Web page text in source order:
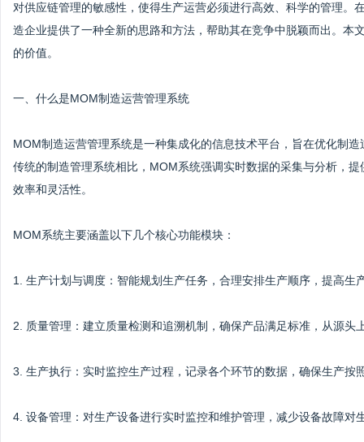
对供应链管理的敏感性，使得生产运营必须进行高效、科学的管理。
造企业提供了一种全新的思路和方法，帮助其在竞争中脱颖而出。
的价值。
一、什么是MOM制造运营管理系统
MOM制造运营管理系统是一种集成化的信息技术平台，旨在优化制
传统的制造管理系统相比，MOM系统强调实时数据的采集与分析，
效率和灵活性。
MOM系统主要涵盖以下几个核心功能模块：
1. 生产计划与调度：智能规划生产任务，合理安排生产顺序，提高生
2. 质量管理：建立质量检测和追溯机制，确保产品满足标准，从源头
3. 生产执行：实时监控生产过程，记录各个环节的数据，确保生产按
4. 设备管理：对生产设备进行实时监控和维护管理，减少设备故障对